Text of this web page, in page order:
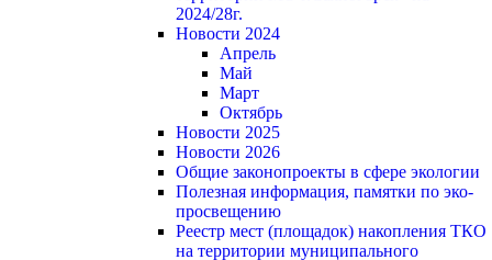
2024/28г.
Новости 2024
Апрель
Май
Март
Октябрь
Новости 2025
Новости 2026
Общие законопроекты в сфере экологии
Полезная информация, памятки по эко-
просвещению
Реестр мест (площадок) накопления ТКО
на территории муниципального